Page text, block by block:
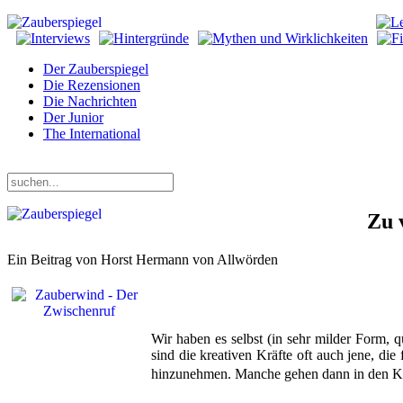
Der Zauberspiegel
Die Rezensionen
Die Nachrichten
Der Junior
The International
Zu
Ein Beitrag von Horst Hermann von Allwörden
Wir haben es selbst (in sehr milder Form,
sind die kreativen Kräfte oft auch jene, die
hinzunehmen. Manche gehen dann in den